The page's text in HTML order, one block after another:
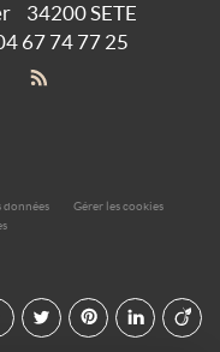
34200 SETE
67 74 77 25
Gérer les cookies